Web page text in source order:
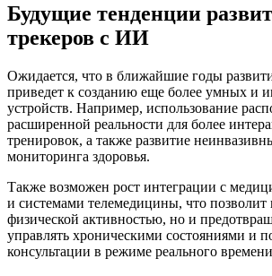
Будущие тенденции
трекеров с ИИ
Ожидается, что в ближайшие годы
приведет к созданию еще более умных и
устройств. Например, использование
расширенной реальности для более
тренировок, а также развитие
мониторинга здоровья.
Также возможен рост интеграции с
и системами телемедицины, что позволит
физической активностью, но и
управлять хроническими состояниями и
консультации в режиме реального